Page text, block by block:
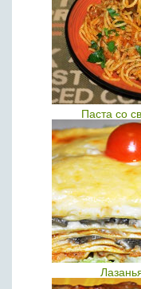
Паста со